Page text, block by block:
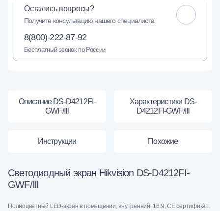
Остались вопросы?
Получите консультацию нашего специалиста
8(800)-222-87-92
Бесплатный звонок по России
Описание DS-D4212FI-
GWF/Ⅲ
Характеристики DS-
D4212FI-GWF/Ⅲ
Инструкции Похожие
Светодиодный экран Hikvision DS-D4212FI-
GWF/Ⅲ
Полноцветный LED-экран в помещении, внутренний, 16:9, СЕ сертификат.